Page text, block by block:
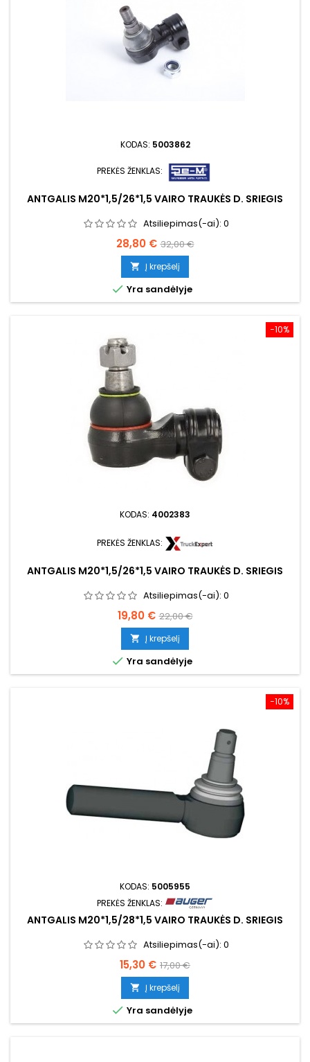
KODAS: 5003862
PREKĖS ŽENKLAS:
ANTGALIS M20*1,5/26*1,5 VAIRO TRAUKĖS D. SRIEGIS
Atsiliepimas(-ai): 0
Kaina
28,80 € Bazinė
kaina
32,00 €
 Į krepšelį
 Yra sandėlyje
−10%
KODAS: 4002383
PREKĖS ŽENKLAS:
ANTGALIS M20*1,5/26*1,5 VAIRO TRAUKĖS D. SRIEGIS
Atsiliepimas(-ai): 0
Kaina
19,80 € Bazinė
kaina
22,00 €
 Į krepšelį
 Yra sandėlyje
−10%
KODAS: 5005955
PREKĖS ŽENKLAS:
ANTGALIS M20*1,5/28*1,5 VAIRO TRAUKĖS D. SRIEGIS
Atsiliepimas(-ai): 0
Kaina
15,30 € Bazinė
kaina
17,00 €
 Į krepšelį
 Yra sandėlyje